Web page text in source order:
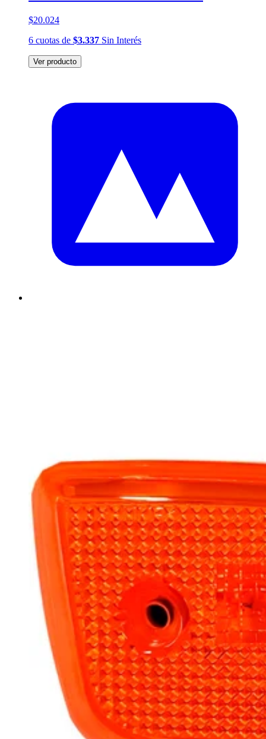
$20.024
6 cuotas de $3.337 Sin Interés
Ver producto